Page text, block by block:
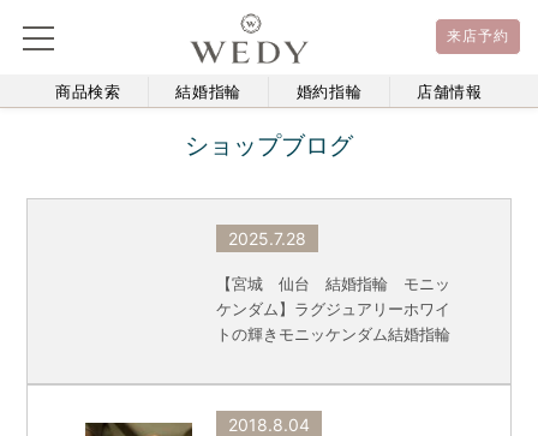
来店予約
商品検索 結婚指輪 婚約指輪 店舗情報
ショップブログ
2025.7.28
【宮城 仙台 結婚指輪 モニッ
ケンダム】ラグジュアリーホワイ
トの輝きモニッケンダム結婚指輪
2018.8.04